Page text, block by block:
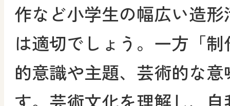
作など小学生の幅広い造
は適切でしょう。一方「
的意識や主題、芸術的な